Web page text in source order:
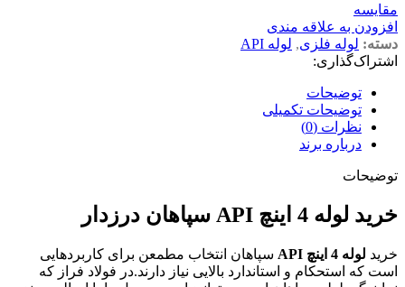
مقايسه
افزودن به علاقه مندی
دسته: لوله فلزی, لوله API
اشتراک‌گذاری:
توضیحات
توضیحات تکمیلی
نظرات (0)
درباره برند
توضیحات
خرید لوله اینچ سپاهان درزدار
خرید لوله 4 اینچ API
سپاهان انتخاب مطمعن برای کاربردهایی
است که استحکام و استاندارد بالایی نیاز دارند.در فولاد فراز که